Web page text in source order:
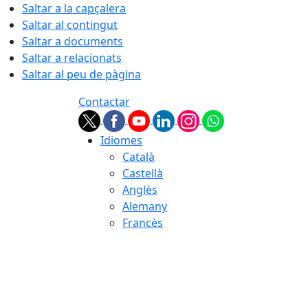
Saltar a la capçalera
Saltar al contingut
Saltar a documents
Saltar a relacionats
Saltar al peu de pàgina
Contactar
Idiomes
Català
Castellà
Anglès
Alemany
Francès